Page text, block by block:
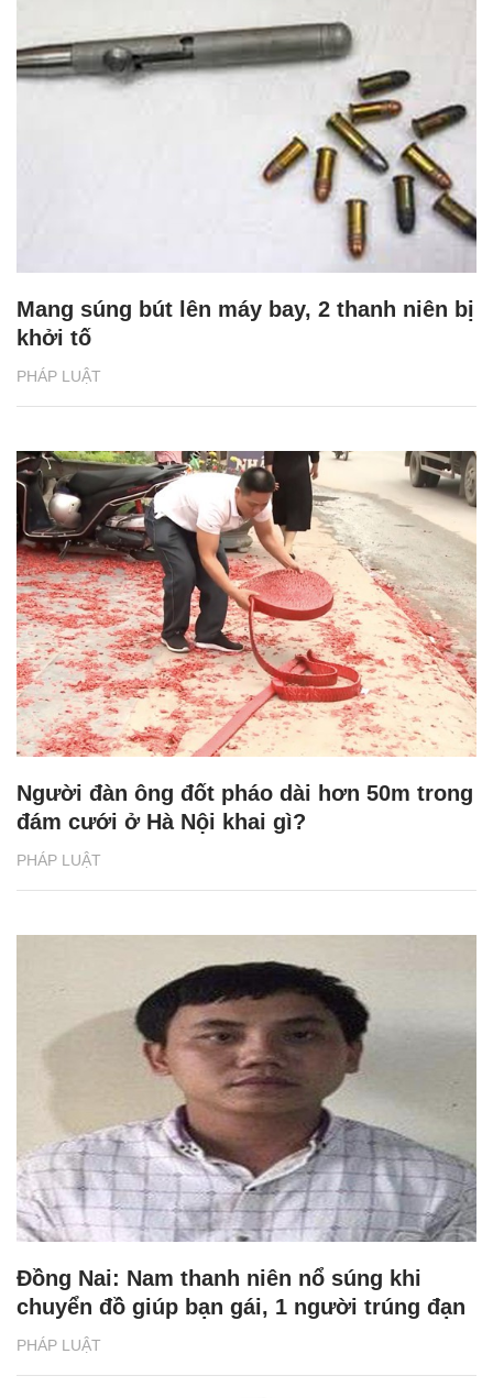
PHÁP LUẬT
Mang súng bút lên máy bay, 2 thanh niên bị
khởi tố
PHÁP LUẬT
Người đàn ông đốt pháo dài hơn 50m trong
đám cưới ở Hà Nội khai gì?
PHÁP LUẬT
Đồng Nai: Nam thanh niên nổ súng khi
chuyển đồ giúp bạn gái, 1 người trúng đạn